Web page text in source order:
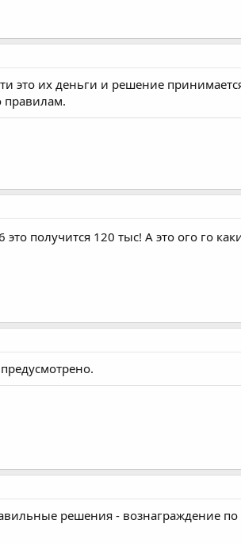
это их деньги и решение
правилам.
получится 120 тыс! А это ого го
решения - вознаграждение по